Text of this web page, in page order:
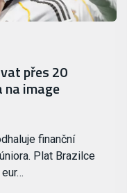
přes 20
na image
finanční
Plat Brazilce